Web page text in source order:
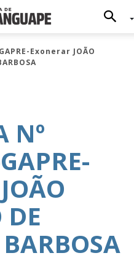
Exonerar JOÃO
Nº